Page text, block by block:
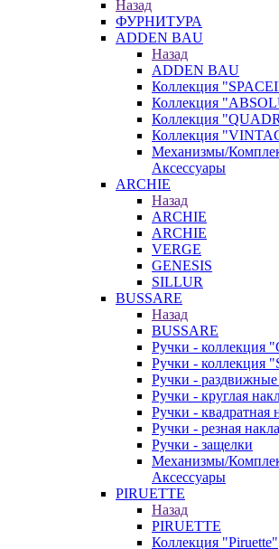
Назад
ФУРНИТУРА
ADDEN BAU
Назад
ADDEN BAU
Коллекция
Коллекция
Коллекция
Коллекция
Механизмы/
Аксессуары
ARCHIE
Назад
ARCHIE
ARCHIE
VERGE
GENESIS
SILLUR
BUSSARE
Назад
BUSSARE
Ручки - коллекция
Ручки - коллекция
Ручки - раздвижные
Ручки - круглая
Ручки - квадратная
Ручки - резная
Ручки - защелки
Механизмы/
Аксессуары
PIRUETTE
Назад
PIRUETTE
Коллекция "Piruette"